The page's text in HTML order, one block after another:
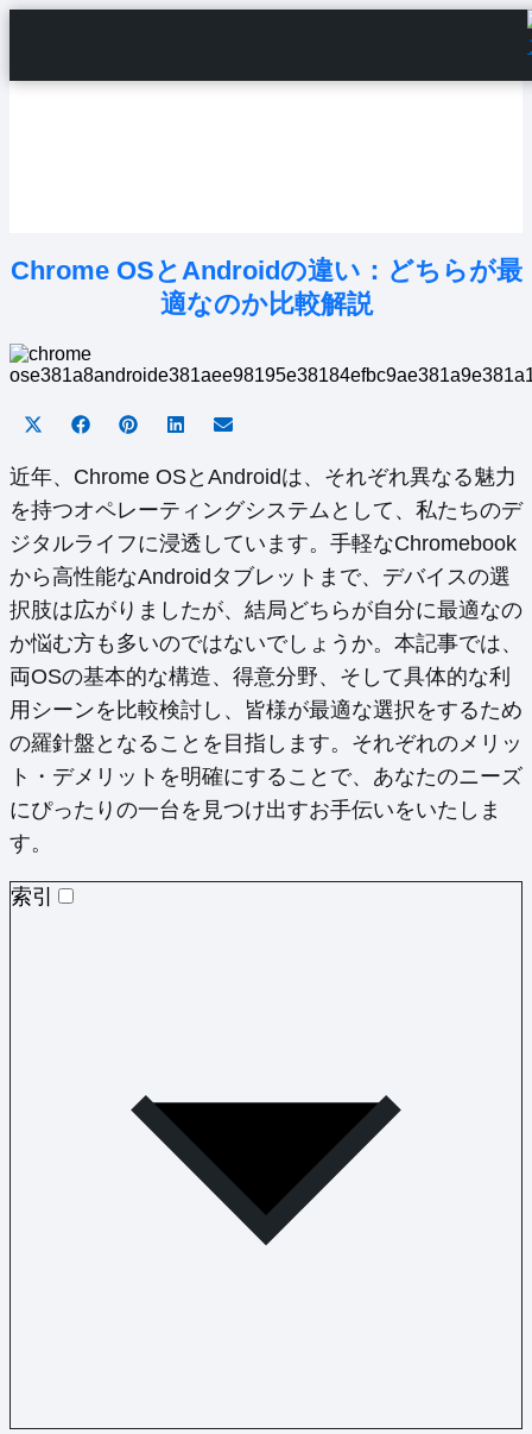
Chrome OSとAndroidの違い：どちらが最
適なのか比較解説
Share
X
(Twitter)
Share
Facebook
Share
Pinterest
Share
LinkedInEmail
近年、Chrome OSとAndroidは、それぞれ異なる魅力
を持つオペレーティングシステムとして、私たちのデ
ジタルライフに浸透しています。手軽なChromebook
から高性能なAndroidタブレットまで、デバイスの選
択肢は広がりましたが、結局どちらが自分に最適なの
か悩む方も多いのではないでしょうか。本記事では、
両OSの基本的な構造、得意分野、そして具体的な利
用シーンを比較検討し、皆様が最適な選択をするため
の羅針盤となることを目指します。それぞれのメリッ
ト・デメリットを明確にすることで、あなたのニーズ
にぴったりの一台を見つけ出すお手伝いをいたしま
す。
索引